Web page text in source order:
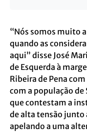
“Nós somos muito
quando as
aqui” disse José
de Esquerda à
Ribeira de Pena
com a população de
que contestam a
de alta tensão junto
apelando a uma